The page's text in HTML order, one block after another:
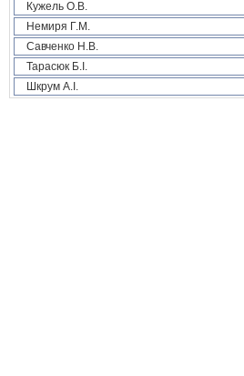
Кужель О.В.
Немиря Г.М.
Савченко Н.В.
Тарасюк Б.І.
Шкрум А.І.